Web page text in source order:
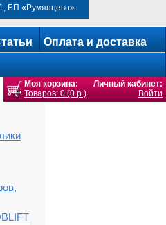
БП «Румянцево»
Оплата и доставка
Моя корзина:
Товаров: 0 (0 р.)
Личный кабинет:
Войти